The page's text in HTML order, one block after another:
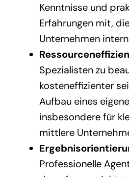
Kenntnisse und
Erfahrungen mit,
Unternehmen
Spezialisten zu
kosteneffizienter
Aufbau eines
insbesondere für
mittlere
Professionelle